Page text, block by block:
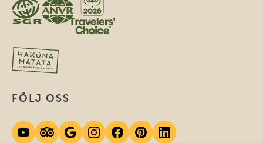
FÖLJ OSS